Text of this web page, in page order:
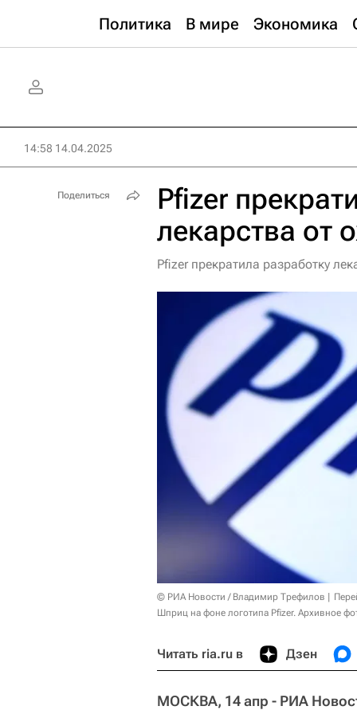
Политика В мире Экономика
14:58 14.04.2025
Pfizer
лекарства от
Pfizer прекратила разработку
© РИА Новости / Владимир Трефилов
Шприц на фоне логотипа Pfizer. Архивное
Читать ria.ru в Дзен
МОСКВА, 14 апр - РИА
Поделиться